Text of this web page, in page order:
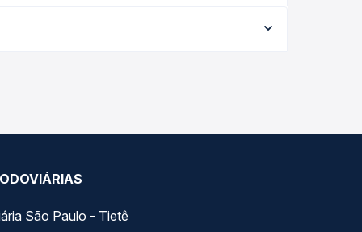
e garante a melhor oferta para o seu roteiro.
São Paulo - Tietê